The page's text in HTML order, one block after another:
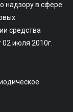
надзору в сфере
средства
июля 2010г.